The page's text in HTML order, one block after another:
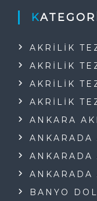
AKRILIK
AKRILIK
AKRILIK
AKRILIK
ANKARA
ANKARADA
ANKARADA
ANKARADA
BANYO